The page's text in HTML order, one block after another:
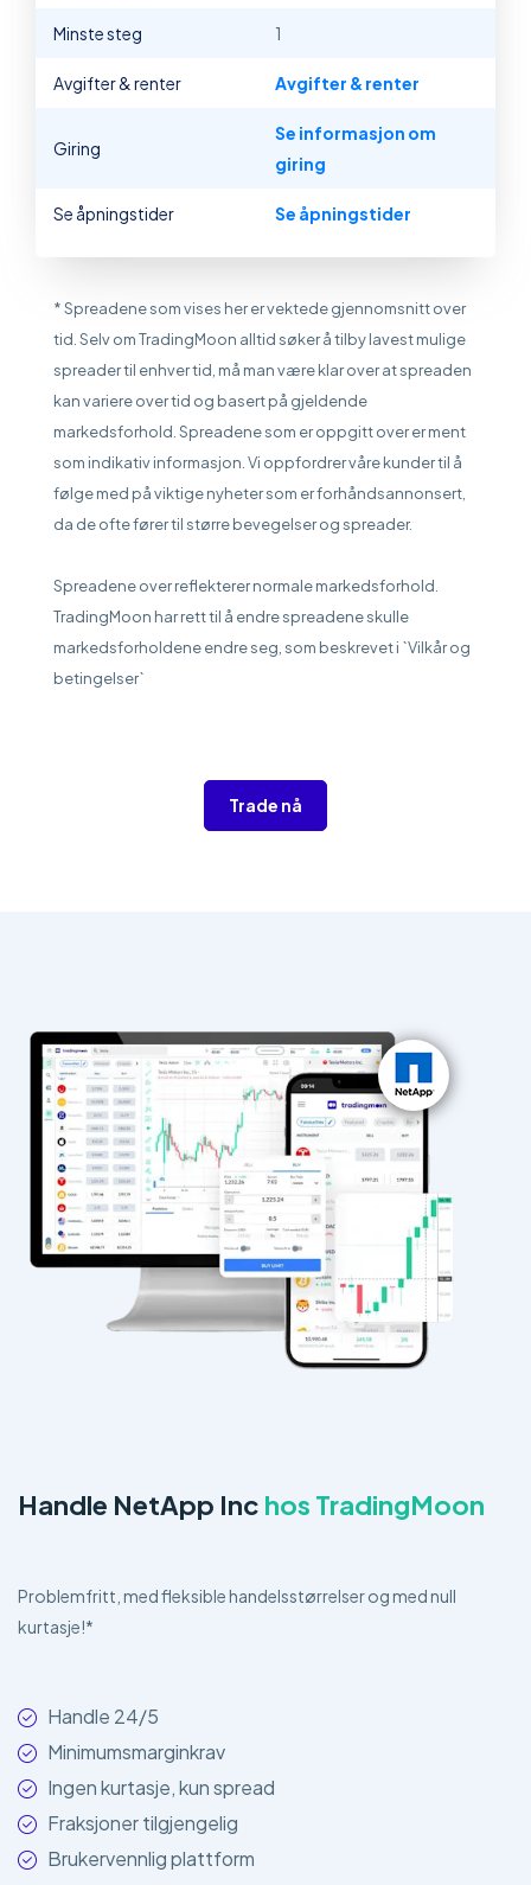
Minste steg 1
Avgifter & renter Avgifter & renter
Giring
Se informasjon om
giring
Se åpningstider Se åpningstider
* Spreadene som vises her er vektede gjennomsnitt over
tid. Selv om TradingMoon alltid søker å tilby lavest mulige
spreader til enhver tid, må man være klar over at spreaden
kan variere over tid og basert på gjeldende
markedsforhold. Spreadene som er oppgitt over er ment
som indikativ informasjon. Vi oppfordrer våre kunder til å
følge med på viktige nyheter som er forhåndsannonsert,
da de ofte fører til større bevegelser og spreader.
Spreadene over reflekterer normale markedsforhold.
TradingMoon har rett til å endre spreadene skulle
markedsforholdene endre seg, som beskrevet i `Vilkår og
betingelser`
Trade nå
Handle NetApp Inc hos TradingMoon
Problemfritt, med fleksible handelsstørrelser og med null
kurtasje!*
Handle 24/5
Minimumsmarginkrav
Ingen kurtasje, kun spread
Fraksjoner tilgjengelig
Brukervennlig plattform